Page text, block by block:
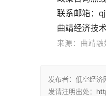
联系邮箱：
曲靖经济技
来源：曲靖融
发布者：低空经
发请注明出处：